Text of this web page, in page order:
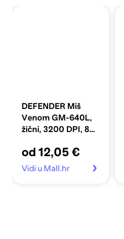
DEFENDER Miš
Venom GM-640L,
žični, 3200 DPI, 8
od 12,05 €
Vidi u Mall.hr